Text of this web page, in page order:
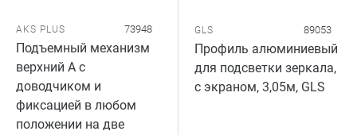
AKS PLUS 73948
Подъемный механизм
верхний A с
доводчиком и
фиксацией в любом
положении на две
GLS 89053
Профиль алюминиевый
для подсветки зеркала,
с экраном, 3,05м, GLS